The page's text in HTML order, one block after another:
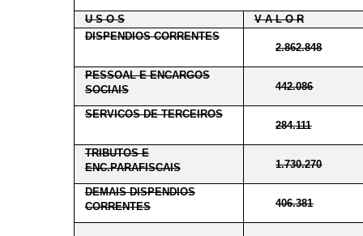
U S O S
V A L O R
DISPENDIOS CORRENTES
2.862.848
PESSOAL E ENCARGOS
SOCIAIS
442.086
SERVICOS DE TERCEIROS
284.111
TRIBUTOS E
ENC.PARAFISCAIS
1.730.270
DEMAIS DISPENDIOS
CORRENTES
406.381